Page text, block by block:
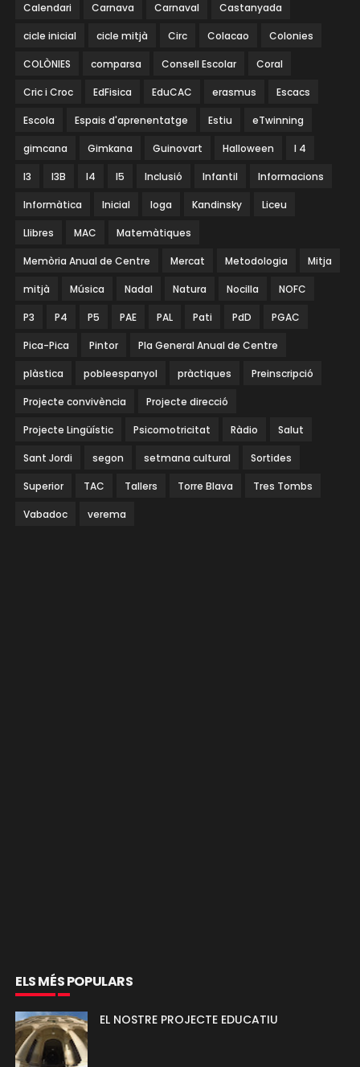
Calendari Carnava Carnaval Castanyada
cicle inicial cicle mitjà Circ Colacao Colonies
COLÒNIES comparsa Consell Escolar Coral
Cric i Croc EdFisica EduCAC erasmus Escacs
Escola Espais d'aprenentatge Estiu eTwinning
gimcana Gimkana Guinovart Halloween I 4
I3 I3B I4 I5 Inclusió Infantil Informacions
Informàtica Inicial Ioga Kandinsky Liceu
Llibres MAC Matemàtiques
Memòria Anual de Centre Mercat Metodologia Mitja
mitjà Música Nadal Natura Nocilla NOFC
P3 P4 P5 PAE PAL Pati PdD PGAC
Pica-Pica Pintor Pla General Anual de Centre
plàstica pobleespanyol pràctiques Preinscripció
Projecte convivència Projecte direcció
Projecte Lingüístic Psicomotricitat Ràdio Salut
Sant Jordi segon setmana cultural Sortides
Superior TAC Tallers Torre Blava Tres Tombs
Vabadoc verema
ELS MÉS POPULARS
EL NOSTRE PROJECTE EDUCATIU